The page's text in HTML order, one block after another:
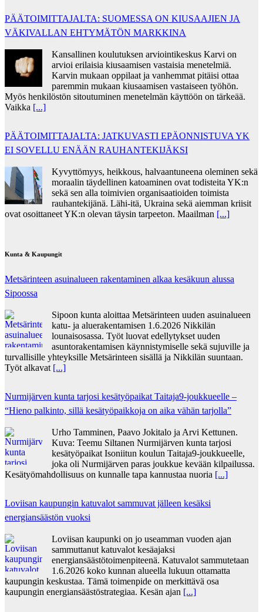
PÄÄTOIMITTAJALTA: SUOMESSA ON KIUSAAJIEN JA
VÄKIVALLAN EHTYMÄTÖN MARKKINA
Kansallinen koulutuksen arviointikeskus Karvi on
arvioi erilaisia kiusaamisen vastaisia menetelmiä.
Karvin mukaan oppilaat ja vanhemmat pitäisi ottaa
paremmin mukaan kiusaamisen vastaiseen työhön.
Myös henkilöstön sitoutuminen menetelmän käyttöön on tärkeää.
Vaikka [...]
PÄÄTOIMITTAJALTA: JATKUVASTI EPÄONNISTUVA YK
EI SOVELLU ENÄÄN RAUHANTEKIJÄKSI
Kyvyttömyys, heikkous, halvaantuneena oleminen sekä
moraalin täydellinen katoaminen ovat todisteita YK:n
sekä sen alla toimivien organisaatioiden toimista
rauhantekijänä. Lähi-itä, Ukraina sekä aiemman kriisit
ovat osoittaneet YK:n olevan täysin tarpeeton. Maailman [...]
Kunta & Kaupungit
Metsärinteen asuinalueen rakentaminen alkaa kesäkuun alussa
Sipoossa
Sipoon kunta aloittaa Metsärinteen uuden asuinalueen
katu- ja aluerakentamisen 1.6.2026 Nikkilän
lounaisosassa. Työt luovat edellytykset uuden
asuntorakentamisen käynnistymiselle sekä sujuville ja
turvallisille yhteyksille Metsärinteen sisällä ja Nikkilän suuntaan.
Työt alkavat [...]
Nurmijärven kunta tarjosi kesätyöpaikat Taitaja9-joukkueelle –
“Hieno palkinto, sillä kesätyöpaikkoja on aika vähän tarjolla”
Urho Tamminen, Paavo Jokitalo ja Arvi Kettunen.
Kuva: Teemu Siltanen Nurmijärven kunta tarjosi
kesätyöpaikat Isoniitun koulun Taitaja9-joukkueelle,
joka oli Nurmijärven paras joukkue kevään kilpailussa.
Kesätyömahdollisuus on kunnalle tapa kannustaa nuoria [...]
Loviisan kaupungin katuvalot sammuvat jälleen kesäksi
energiansäästön vuoksi
Loviisan kaupunki on jo useamman vuoden ajan
sammuttanut katuvalot kesäajaksi
energiansäästötoimenpiteenä. Katuvalot sammutetaan
1.6.2026 koko kunnan alueella lukuun ottamatta
kaupungin keskustaa. Tämä toimenpide on merkittävä osa
kaupungin energiansäästöstrategiaa. Kesän ajan [...]